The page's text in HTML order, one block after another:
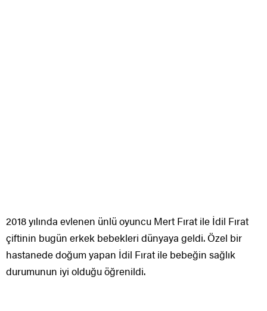
2018 yılında evlenen ünlü oyuncu Mert Fırat ile İdil Fırat
çiftinin bugün erkek bebekleri dünyaya geldi. Özel bir
hastanede doğum yapan İdil Fırat ile bebeğin sağlık
durumunun iyi olduğu öğrenildi.